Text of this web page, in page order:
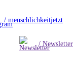
/ menschlichkeitjetzt
/ Newsletter